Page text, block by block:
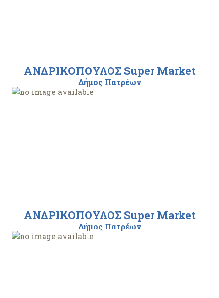
ΑΝΔΡΙΚΟΠΟΥΛΟΣ Super Market
Δήμος Πατρέων
ΑΝΔΡΙΚΟΠΟΥΛΟΣ Super Market
Δήμος Πατρέων